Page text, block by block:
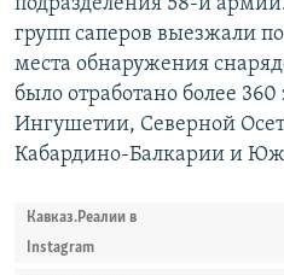
подразделения 58-й
групп саперов выезжали
места обнаружения
было отработано более
Ингушетии, Северной
Кабардино-Балкарии и
Кавказ.Реалии в
Instagram